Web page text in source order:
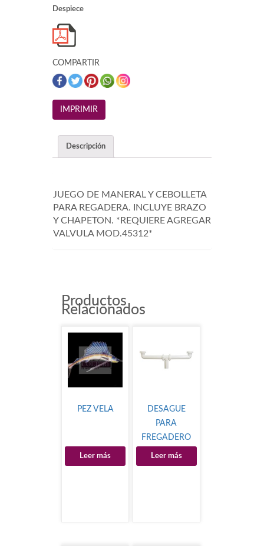
Despiece
COMPARTIR
Descripción
JUEGO DE MANERAL Y CEBOLLETA
PARA REGADERA. INCLUYE BRAZO
Y CHAPETON. *REQUIERE AGREGAR
VALVULA MOD.45312*
Productos
Relacionados
PEZ VELA
Leer más
DESAGUE
PARA
FREGADERO
Leer más